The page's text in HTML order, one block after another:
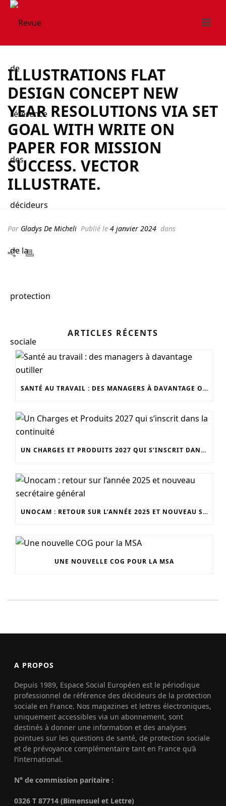
ILLUSTRATIONS FLAT
DESIGN CONCEPT NEW
YEAR RESOLUTIONS VIA SET
GOAL WITH WRITE ON
PAPER FOR MISSION
SUCCESS. VECTOR
ILLUSTRATE.
Par Gladys De Micheli Publié le 4 janvier 2024 dans
ARTICLES RÉCENTS
SANTÉ AU TRAVAIL : DES MANAGERS À DAVANTAGE OUTILLER
UN CHARGES ET PRODUITS 2027 QUI S’INSCRIT DANS LA CONTINUITÉ
UNOCAM : RETOUR SUR L’ANNÉE 2025 ET NOUVEAU SECRÉTAIRE GÉNÉRAL
UNE NOUVELLE COG POUR LA MSA
A PROPOS
Depuis 1989, Espace Social Européen est le périodique
professionnel de référence des décideurs de la protection
sociale en France. Nos magazines et lettres électroniques,
uniquement accessibles via un abonnement, sont
destinés à donner une information et des analyses
pointues sur les questions de santé, de protection sociale
et de prévoyance complémentaire tant en France qu’à
l’international.
N° de commission paritaire :
0326 T 87714 (Bimensuel et Lettre)